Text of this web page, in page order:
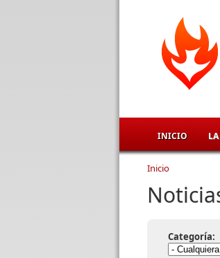
INICIO
Se
Inicio
Categoría: